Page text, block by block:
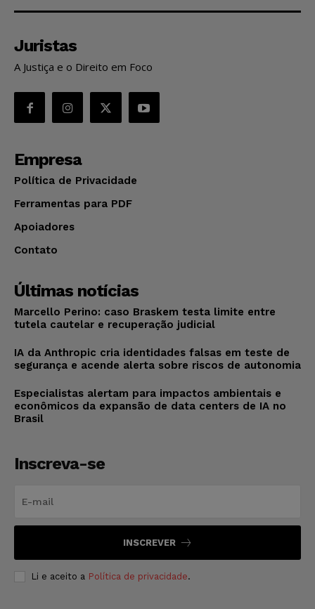
Juristas
A Justiça e o Direito em Foco
Empresa
Política de Privacidade
Ferramentas para PDF
Apoiadores
Contato
Últimas notícias
Marcello Perino: caso Braskem testa limite entre
tutela cautelar e recuperação judicial
IA da Anthropic cria identidades falsas em teste de
segurança e acende alerta sobre riscos de autonomia
Especialistas alertam para impactos ambientais e
econômicos da expansão de data centers de IA no
Brasil
Inscreva-se
INSCREVER
Li e aceito a Política de privacidade.